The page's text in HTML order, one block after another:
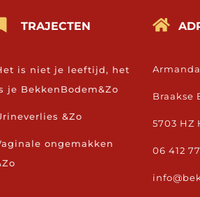
 TRAJECTEN
is niet je leeftijd, het
je BekkenBodem&Zo
&Zo
ongemakken

Braakse
5703 HZ
06 412